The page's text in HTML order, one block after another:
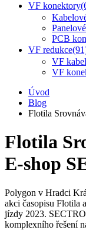
VF konektory
PCB
VF redukce
VF
VF
Úvod
Blog
Flotila
Flotila
E-shop
Polygon v Hradci
akci časopisu Flotila
jízdy 2023.
komplexního řešení